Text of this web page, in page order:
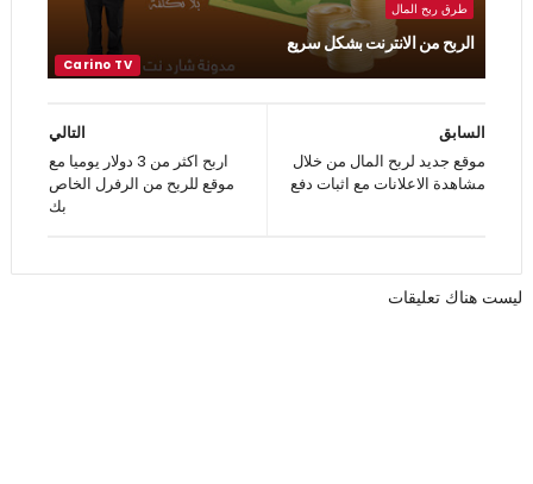
طرق ربح المال
الربح من الانترنت بشكل سريع
التالي
اربح اكثر من 3 دولار يوميا مع
موقع للربح من الرفرل الخاص
بك
السابق
موقع جديد لربح المال من خلال
مشاهدة الاعلانات مع اثبات دفع
ليست هناك تعليقات